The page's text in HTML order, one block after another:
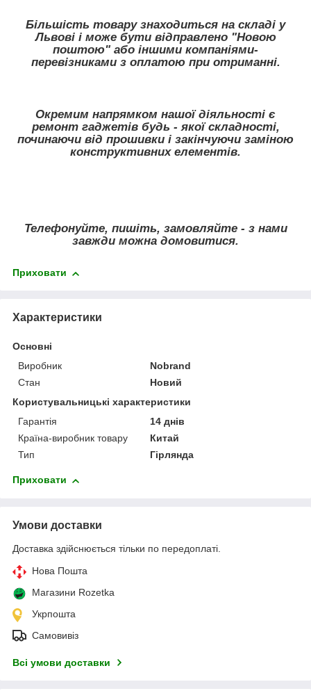
Більшість товару знаходиться на складі у
Львові і може бути відправлено "Новою
поштою" або іншими компаніями-
перевізниками з оплатою при отриманні.
Окремим напрямком нашої діяльності є
ремонт гаджетів будь - якої складності,
починаючи від прошивки і закінчуючи заміною
конструктивних елементів.
Телефонуйте, пишіть, замовляйте - з нами
завжди можна домовитися.
Приховати
Характеристики
Основні
Виробник
Nobrand
Стан
Новий
Користувальницькі характеристики
Гарантія
14 днів
Країна-виробник товару
Китай
Тип
Гірлянда
Приховати
Умови доставки
Доставка здійснюється тільки по передоплаті.
Нова Пошта
Магазини Rozetka
Укрпошта
Самовивіз
Всі умови доставки